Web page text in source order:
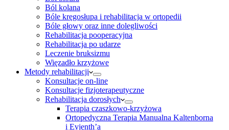
Ból kolana
Bóle kręgosłupa i rehabilitacja w ortopedii
Bóle głowy oraz inne dolegliwości
Rehabilitacja pooperacyjna
Rehabilitacja po udarze
Leczenie bruksizmu
Więzadło krzyżowe
Metody rehabilitacji
Konsultacje on-line
Konsultacje fizjoterapeutyczne
Rehabilitacja dorosłych
Terapia czaszkowo-krzyżowa
Ortopedyczna Terapia Manualna Kaltenborna
i Evjenth’a